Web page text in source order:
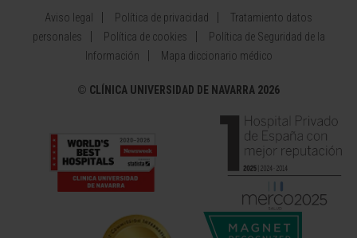
Aviso legal Política de privacidad
Tratamiento datos
personales
Política de cookies
Política de Seguridad de la
Información
Mapa diccionario médico
© CLÍNICA UNIVERSIDAD DE NAVARRA 2026